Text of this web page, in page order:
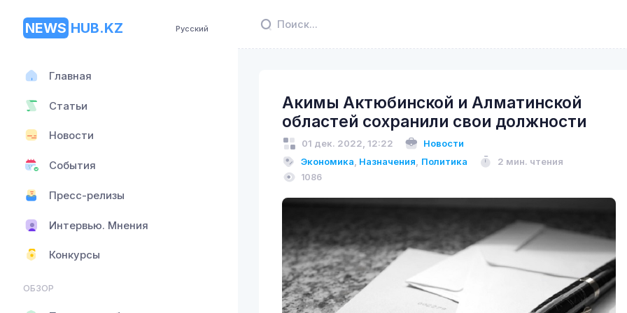
NEWS HUB.KZ Русский
Главная
Статьи
Новости
События
Пресс-релизы
Интервью. Мнения
Конкурсы
ОБЗОР
Акимы Актюбинской и Алматинской
областей сохранили свои должности
01 дек. 2022, 12:22
Новости
Экономика Назначения Политика 2 мин. чтения
1086